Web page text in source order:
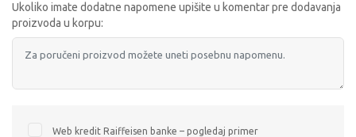
Ukoliko imate dodatne napomene upišite u komentar pre dodavanja
proizvoda u korpu:
Web kredit Raiffeisen banke – pogledaj primer